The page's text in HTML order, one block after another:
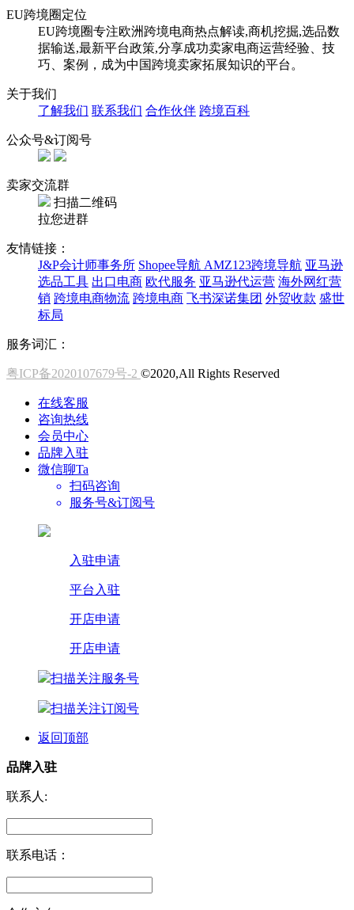
EU跨境圈定位
EU跨境圈专注欧洲跨境电商热点解读,商机挖掘,选品数
据输送,最新平台政策,分享成功卖家电商运营经验、技
巧、案例，成为中国跨境卖家拓展知识的平台。
关于我们
了解我们 联系我们 合作伙伴 跨境百科
公众号&订阅号
卖家交流群
扫描二维码
拉您进群
友情链接：
J&P会计师事务所 Shopee导航 AMZ123跨境导航 亚马逊
选品工具 出口电商 欧代服务 亚马逊代运营 海外网红营
销 跨境电商物流 跨境电商 飞书深诺集团 外贸收款 盛世
标局
服务词汇：
粤ICP备2020107679号-2 ©2020,All Rights Reserved
在线客服
咨询热线
会员中心
品牌入驻
微信聊Ta
扫码咨询
服务号&订阅号
入驻申请
平台入驻
开店申请
开店申请
扫描关注服务号
扫描关注订阅号
返回顶部
品牌入驻
联系人:
联系电话：